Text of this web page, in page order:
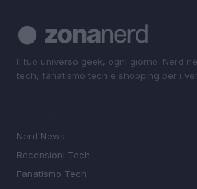
Il tuo universo geek, ogni giorno. Nerd
tech, fanatismo tech e shopping per i
Nerd News
Recensioni Tech
Fanatismo Tech